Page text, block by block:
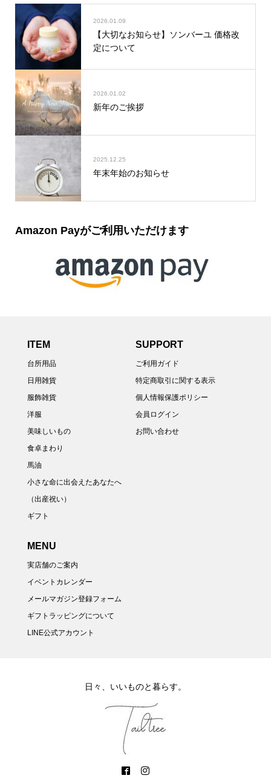
2026.01.09
【大切なお知らせ】ソンバーユ 価格改
定について
2026.01.02
新年のご挨拶
2025.12.25
年末年始のお知らせ
Amazon Payがご利用いただけます
ITEM
台所用品
日用雑貨
服飾雑貨
洋服
美味しいもの
食卓まわり
馬油
小さな命に出会えたあなたへ
（出産祝い）
ギフト
SUPPORT
ご利用ガイド
特定商取引に関する表示
個人情報保護ポリシー
会員ログイン
お問い合わせ
MENU
実店舗のご案内
イベントカレンダー
メールマガジン登録フォーム
ギフトラッピングについて
LINE公式アカウント
日々、いいものと暮らす。